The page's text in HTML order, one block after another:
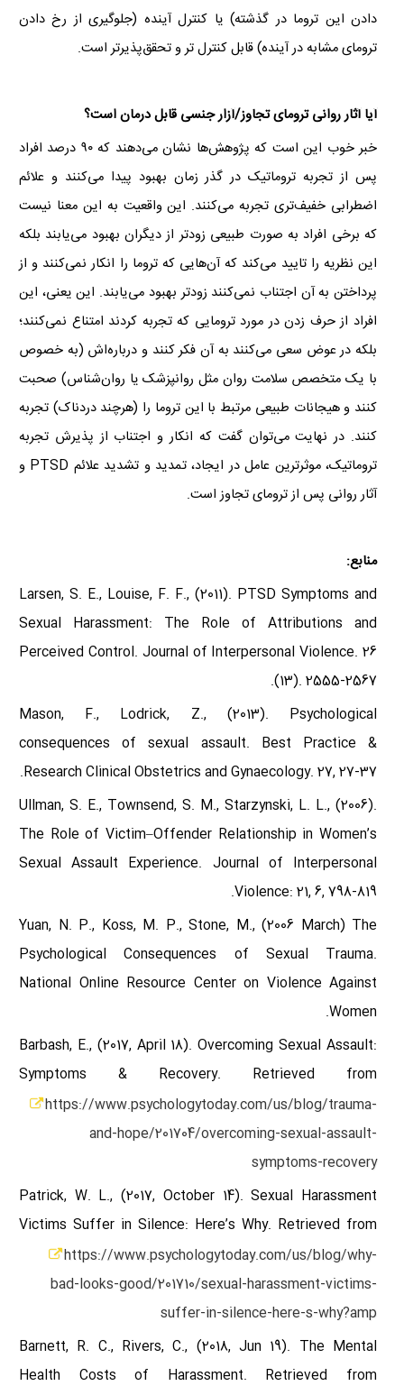
دادن این تروما در گذشته) یا کنترل آینده (جلوگیری از رخ دادن
ترومای مشابه در آینده) قابل کنترل تر و تحقق‌پذیرتر است.
آیا آثار روانی ترومای تجاوز/آزار جنسی قابل درمان است؟
خبر خوب این است که پژوهش‌ها نشان می‌دهند که ۹۰ درصد افراد
پس از تجربه تروماتیک در گذر زمان بهبود پیدا می‌کنند و علائم
اضطرابی خفیف‌تری تجربه می‌کنند. این واقعیت به این معنا نیست
که برخی افراد به صورت طبیعی زودتر از دیگران بهبود می‌یابند بلکه
این نظریه را تایید می‌کند که آن‌هایی که تروما را انکار نمی‌کنند و از
پرداختن به آن اجتناب نمی‌کنند زودتر بهبود می‌یابند. این یعنی، این
افراد از حرف زدن در مورد ترومایی که تجربه کردند امتناع نمی‌کنند؛
بلکه در عوض سعی می‌کنند به آن فکر کنند و درباره‌اش (به خصوص
با یک متخصص سلامت روان مثل روانپزشک یا روان‌شناس) صحبت
کنند و هیجانات طبیعی مرتبط با این تروما را (هرچند دردناک) تجربه
کنند. در نهایت می‌توان گفت که انکار و اجتناب از پذیرش تجربه
تروماتیک، موثرترین عامل در ایجاد، تمدید و تشدید علائم PTSD و
آثار روانی پس از ترومای تجاوز است.
منابع:
Larsen, S. E., Louise, F. F., (2011). PTSD Symptoms and
Sexual Harassment: The Role of Attributions and
Perceived Control. Journal of Interpersonal Violence. 26
(13). 2555-2567.
Mason, F., Lodrick, Z., (2013). Psychological
consequences of sexual assault. Best Practice &
Research Clinical Obstetrics and Gynaecology. 27, 27-37.
Ullman, S. E., Townsend, S. M., Starzynski, L. L., (2006).
The Role of Victim–Offender Relationship in Women’s
Sexual Assault Experience. Journal of Interpersonal
Violence: 21, 6, 798-819.
Yuan, N. P., Koss, M. P., Stone, M., (2006 March) The
Psychological Consequences of Sexual Trauma.
National Online Resource Center on Violence Against
Women.
Barbash, E., (2017, April 18). Overcoming Sexual Assault:
Symptoms & Recovery. Retrieved from
https://www.psychologytoday.com/us/blog/trauma-
and-hope/201704/overcoming-sexual-assault-
symptoms-recovery
Patrick, W. L., (2017, October 14). Sexual Harassment
Victims Suffer in Silence: Here’s Why. Retrieved from
https://www.psychologytoday.com/us/blog/why-
bad-looks-good/201710/sexual-harassment-victims-
suffer-in-silence-here-s-why?amp
Barnett, R. C., Rivers, C., (2018, Jun 19). The Mental
Health Costs of Harassment. Retrieved from